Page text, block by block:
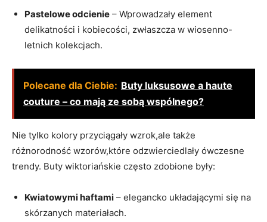
Pastelowe odcienie – Wprowadzały element
delikatności i kobiecości, zwłaszcza w wiosenno-
letnich kolekcjach.
Polecane dla Ciebie: Buty luksusowe a haute
couture – co mają ze sobą wspólnego?
Nie tylko kolory przyciągały wzrok,ale także
różnorodność wzorów,które odzwierciedlały ówczesne
trendy. Buty wiktoriańskie często zdobione były:
Kwiatowymi haftami – elegancko układającymi się na
skórzanych materiałach.